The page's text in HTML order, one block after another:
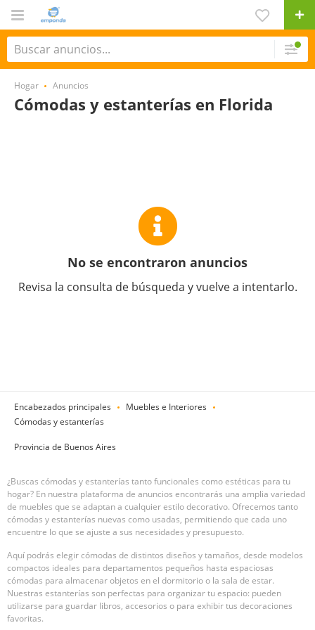
Hogar Anuncios
Cómodas y estanterías en Florida
No se encontraron anuncios
Revisa la consulta de búsqueda y vuelve a intentarlo.
Encabezados principales
Muebles e Interiores
Cómodas y estanterías
Provincia de Buenos Aires
¿Buscas cómodas y estanterías tanto funcionales como estéticas para tu
hogar? En nuestra plataforma de anuncios encontrarás una amplia variedad
de muebles que se adaptan a cualquier estilo decorativo. Ofrecemos tanto
cómodas y estanterías nuevas como usadas, permitiendo que cada uno
encuentre lo que se ajuste a sus necesidades y presupuesto.
Aquí podrás elegir cómodas de distintos diseños y tamaños, desde modelos
compactos ideales para departamentos pequeños hasta espaciosas
cómodas para almacenar objetos en el dormitorio o la sala de estar.
Nuestras estanterías son perfectas para organizar tu espacio: pueden
utilizarse para guardar libros, accesorios o para exhibir tus decoraciones
favoritas.